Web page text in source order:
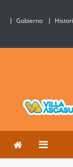
Gobierno